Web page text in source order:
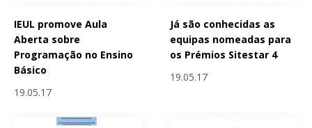
IEUL promove Aula
Aberta sobre
Programação no Ensino
Básico
19.05.17
Já são conhecidas as
equipas nomeadas para
os Prémios Sitestar 4
19.05.17